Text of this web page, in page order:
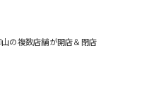
の複数店舗が開店＆閉店